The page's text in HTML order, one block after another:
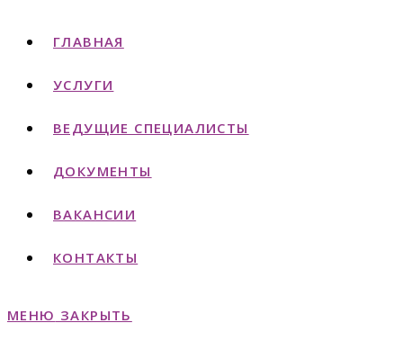
ГЛАВНАЯ
УСЛУГИ
ВЕДУЩИЕ СПЕЦИАЛИСТЫ
ДОКУМЕНТЫ
ВАКАНСИИ
КОНТАКТЫ
МЕНЮ ЗАКРЫТЬ